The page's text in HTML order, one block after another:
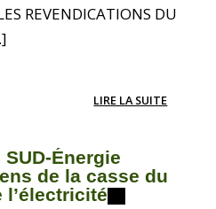
REVENDICATIONS DU
LIRE LA SUITE
Énergie
de la casse du